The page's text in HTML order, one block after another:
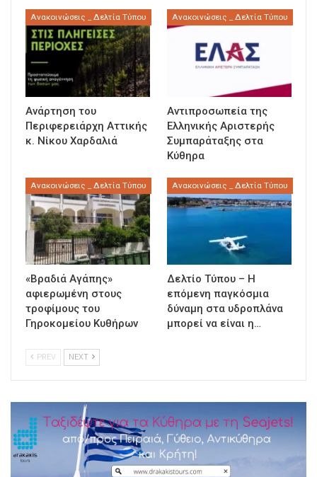
Ανακοινώσεις _ Δελτία Τύπου
Ανάρτηση του
Περιφερειάρχη Αττικής
κ. Νίκου Χαρδαλιά
Ανακοινώσεις _ Δελτία Τύπου
Αντιπροσωπεία της
Ελληνικής Αριστερής
Συμπαράταξης στα
Κύθηρα
Ανακοινώσεις _ Δελτία Τύπου
«Βραδιά Αγάπης»
αφιερωμένη στους
τροφίμους του
Γηροκομείου Κυθήρων
Ανακοινώσεις _ Δελτία Τύπου
Δελτίο Τύπου – Η
επόμενη παγκόσμια
δύναμη στα υδροπλάνα
μπορεί να είναι η…
PREV NEXT